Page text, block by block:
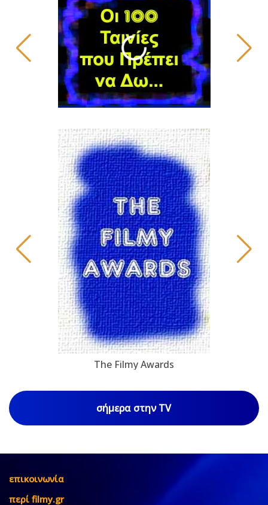
The Filmy Awards
σήμερα στην TV
επικοινωνία
περί filmy.gr